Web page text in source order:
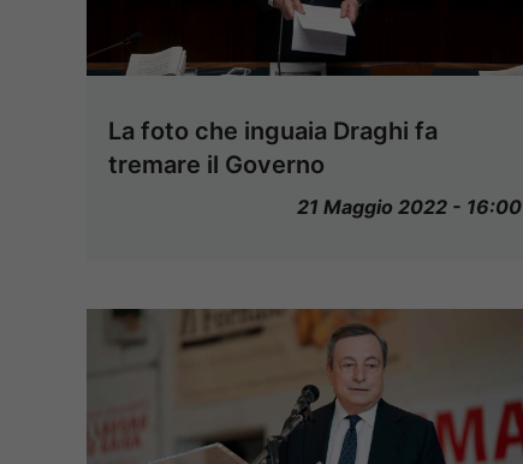
La foto che inguaia Draghi fa
tremare il Governo
21 Maggio 2022 - 16:00